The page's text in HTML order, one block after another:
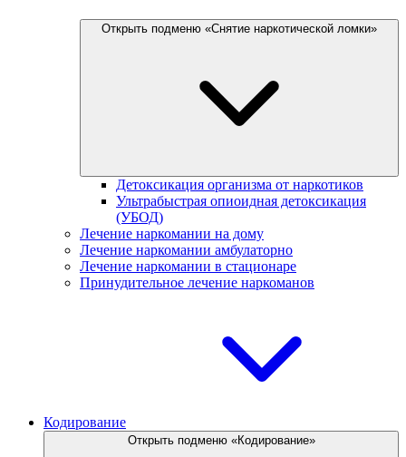
Открыть подменю «Снятие наркотической ломки»
Детоксикация организма от наркотиков
Ультрабыстрая опиоидная детоксикация
(УБОД)
Лечение наркомании на дому
Лечение наркомании амбулаторно
Лечение наркомании в стационаре
Принудительное лечение наркоманов
Кодирование
Открыть подменю «Кодирование»